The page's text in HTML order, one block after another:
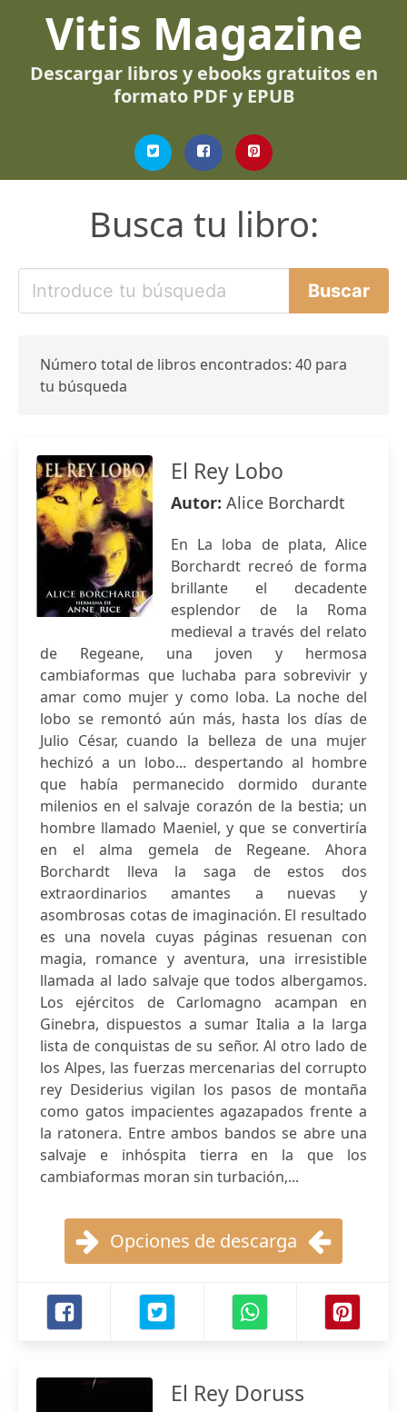
Vitis Magazine
Descargar libros y ebooks gratuitos en
formato PDF y EPUB
Busca tu libro:
Número total de libros encontrados: 40 para
tu búsqueda
El Rey Lobo
Autor: Alice Borchardt
En La loba de plata, Alice
Borchardt recreó de forma
brillante el decadente
esplendor de la Roma
medieval a través del relato
de Regeane, una joven y hermosa
cambiaformas que luchaba para sobrevivir y
amar como mujer y como loba. La noche del
lobo se remontó aún más, hasta los días de
Julio César, cuando la belleza de una mujer
hechizó a un lobo... despertando al hombre
que había permanecido dormido durante
milenios en el salvaje corazón de la bestia; un
hombre llamado Maeniel, y que se convertiría
en el alma gemela de Regeane. Ahora
Borchardt lleva la saga de estos dos
extraordinarios amantes a nuevas y
asombrosas cotas de imaginación. El resultado
es una novela cuyas páginas resuenan con
magia, romance y aventura, una irresistible
llamada al lado salvaje que todos albergamos.
Los ejércitos de Carlomagno acampan en
Ginebra, dispuestos a sumar Italia a la larga
lista de conquistas de su señor. Al otro lado de
los Alpes, las fuerzas mercenarias del corrupto
rey Desiderius vigilan los pasos de montaña
como gatos impacientes agazapados frente a
la ratonera. Entre ambos bandos se abre una
salvaje e inhóspita tierra en la que los
cambiaformas moran sin turbación,...
Opciones de descarga
El Rey Doruss